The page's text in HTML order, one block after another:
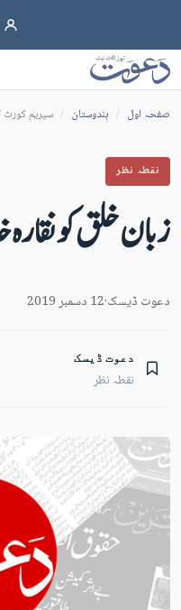
صفحہ اول / ہندوستان / سپریم کورٹ
نقطہ نظر
زبان خلق کو نقارہ
دعوت ڈیسک·12 دسمبر 2019
دعوت ڈیسک
نقطہ نظر